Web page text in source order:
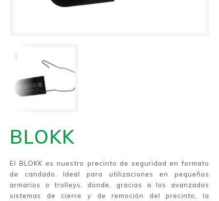
BLOKK
El BLOKK es nuestro precinto de seguridad en formato
de candado. Ideal para utilizaciones en pequeños
armarios o trolleys, donde, gracias a los avanzados
sistemas de cierre y de remoción del precinto, la